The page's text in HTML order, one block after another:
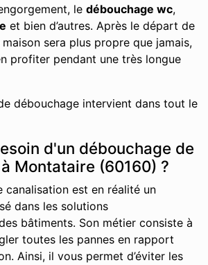
le débouchage wc,
et bien d’autres. Après le départ de
sera plus propre que jamais,
profiter pendant une très longue
débouchage intervient dans tout le
d'un débouchage de
Montataire (60160) ?
canalisation est en réalité un
dans les solutions
bâtiments. Son métier consiste à
toutes les pannes en rapport
Ainsi, il vous permet d’éviter les